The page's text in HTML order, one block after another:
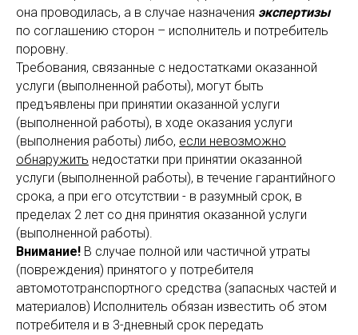
она проводилась, а в случае назначения экспертизы
по соглашению сторон – исполнитель и потребитель
поровну.
Требования, связанные с недостатками оказанной
услуги (выполненной работы), могут быть
предъявлены при принятии оказанной услуги
(выполненной работы), в ходе оказания услуги
(выполнения работы) либо, если невозможно
обнаружить недостатки при принятии оказанной
услуги (выполненной работы), в течение гарантийного
срока, а при его отсутствии - в разумный срок, в
пределах 2 лет со дня принятия оказанной услуги
(выполненной работы).
Внимание! В случае полной или частичной утраты
(повреждения) принятого у потребителя
автомототранспортного средства (запасных частей и
материалов) Исполнитель обязан известить об этом
потребителя и в 3-дневный срок передать